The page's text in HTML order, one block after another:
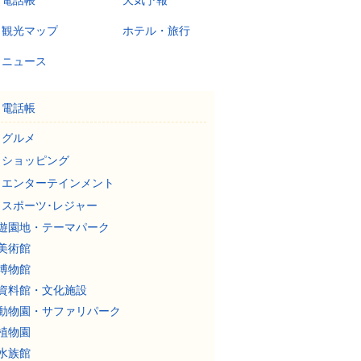
観光マップ ホテル・旅行
ニュース
電話帳
グルメ
ショッピング
エンターテインメント
スポーツ･レジャー
園地・テーマパーク
術館
物館
料館・文化施設
物園・サファリパーク
物園
族館